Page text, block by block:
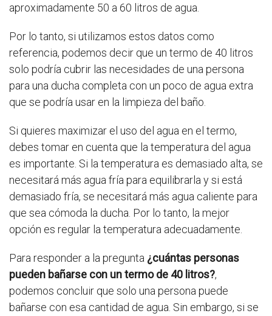
aproximadamente 50 a 60 litros de agua.
Por lo tanto, si utilizamos estos datos como
referencia, podemos decir que un termo de 40 litros
solo podría cubrir las necesidades de una persona
para una ducha completa con un poco de agua extra
que se podría usar en la limpieza del baño.
Si quieres maximizar el uso del agua en el termo,
debes tomar en cuenta que la temperatura del agua
es importante. Si la temperatura es demasiado alta, se
necesitará más agua fría para equilibrarla y si está
demasiado fría, se necesitará más agua caliente para
que sea cómoda la ducha. Por lo tanto, la mejor
opción es regular la temperatura adecuadamente.
Para responder a la pregunta ¿cuántas personas
pueden bañarse con un termo de 40 litros?,
podemos concluir que solo una persona puede
bañarse con esa cantidad de agua. Sin embargo, si se